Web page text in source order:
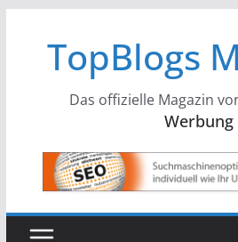
springenTopBlogs
Das offizielle Magazin
Werbung